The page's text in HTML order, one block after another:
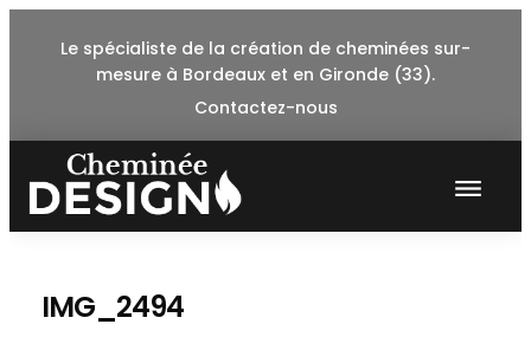
Le spécialiste de la création de cheminées sur-
mesure à Bordeaux et en Gironde (33).
Contactez-nous
IMG_2494